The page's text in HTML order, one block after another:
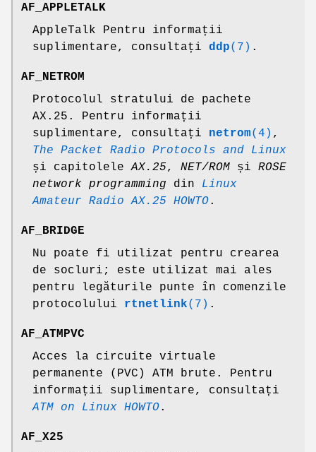
AF_APPLETALK
AppleTalk Pentru informații
suplimentare, consultați ddp(7) .
AF_NETROM
Protocolul stratului de pachete
AX.25. Pentru informații
suplimentare, consultați netrom(4) ,
The Packet Radio Protocols and Linux
și capitoleleAX.25, NET/ROM și ROSE
network programming din Linux
Amateur Radio AX.25 HOWTO.
AF_BRIDGE
Nu poate fi utilizat pentru crearea
de socluri; este utilizat mai ales
pentru legăturile punte în comenzile
protocolului rtnetlink(7) .
AF_ATMPVC
Acces la circuite virtuale
permanente (PVC) ATM brute. Pentru
informații suplimentare, consultați
ATM on Linux HOWTO.
AF_X25